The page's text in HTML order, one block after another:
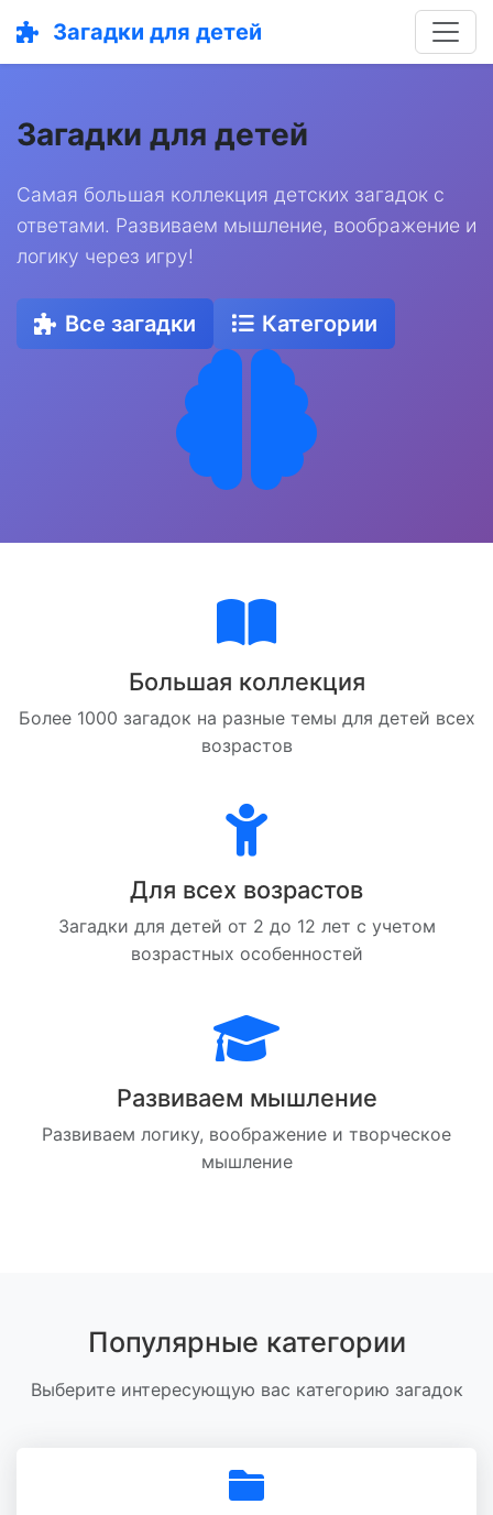
Загадки для детей
Загадки для детей
Самая большая коллекция детских загадок с
ответами. Развиваем мышление, воображение и
логику через игру!
Все загадки Категории
Большая коллекция
Более 1000 загадок на разные темы для детей всех
возрастов
Для всех возрастов
Загадки для детей от 2 до 12 лет с учетом
возрастных особенностей
Развиваем мышление
Развиваем логику, воображение и творческое
мышление
Популярные категории
Выберите интересующую вас категорию загадок